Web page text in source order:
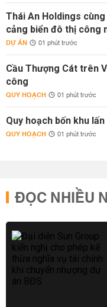
Thái An Holdings
cảng biển đô thị công
DỰ ÁN 01 phút trước
Cầu Thượng Cát trên
công
QUY HOẠCH 01 phút trước
Quy hoạch bốn khu
QUY HOẠCH 01 phút trước
ĐỌC NHIỀU